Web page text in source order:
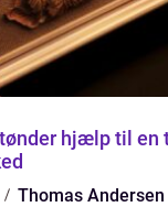
en tryg og
Thomas Andersen